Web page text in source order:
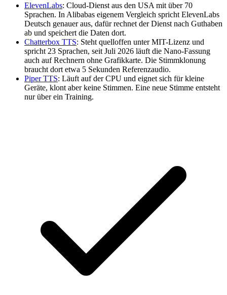
ElevenLabs: Cloud-Dienst aus den USA mit über 70
Sprachen. In Alibabas eigenem Vergleich spricht ElevenLabs
Deutsch genauer aus, dafür rechnet der Dienst nach Guthaben
ab und speichert die Daten dort.
Chatterbox TTS: Steht quelloffen unter MIT-Lizenz und
spricht 23 Sprachen, seit Juli 2026 läuft die Nano-Fassung
auch auf Rechnern ohne Grafikkarte. Die Stimmklonung
braucht dort etwa 5 Sekunden Referenzaudio.
Piper TTS: Läuft auf der CPU und eignet sich für kleine
Geräte, klont aber keine Stimmen. Eine neue Stimme entsteht
nur über ein Training.